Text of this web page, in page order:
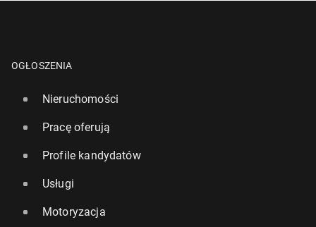
OGŁOSZENIA
Nieruchomości
Pracę oferują
Profile kandydatów
Usługi
Motoryzacja